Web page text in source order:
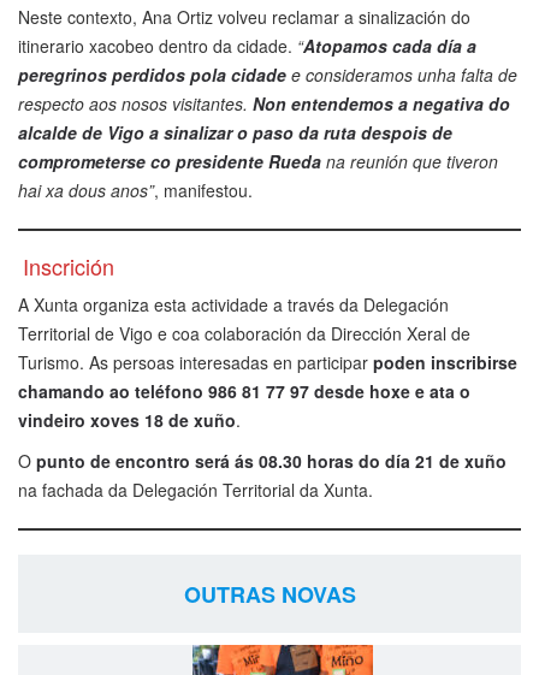
Neste contexto, Ana Ortiz volveu reclamar a sinalización do
itinerario xacobeo dentro da cidade. “Atopamos cada día a
peregrinos perdidos pola cidade e consideramos unha falta de
respecto aos nosos visitantes. Non entendemos a negativa do
alcalde de Vigo a sinalizar o paso da ruta despois de
comprometerse co presidente Rueda na reunión que tiveron
hai xa dous anos”, manifestou.
Inscrición
A Xunta organiza esta actividade a través da Delegación
Territorial de Vigo e coa colaboración da Dirección Xeral de
Turismo. As persoas interesadas en participar poden inscribirse
chamando ao teléfono 986 81 77 97 desde hoxe e ata o
vindeiro xoves 18 de xuño.
O punto de encontro será ás 08.30 horas do día 21 de xuño
na fachada da Delegación Territorial da Xunta.
OUTRAS NOVAS